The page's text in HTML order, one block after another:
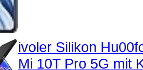
ivoler Silikon
Mi 10T Pro 5G mit